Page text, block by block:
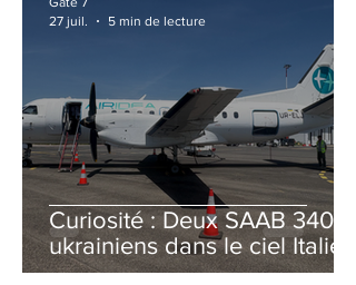
Curiosité : Deux SAAB 340B
ukrainiens dans le ciel Italien
cet été
27 juil.
5 min de lecture